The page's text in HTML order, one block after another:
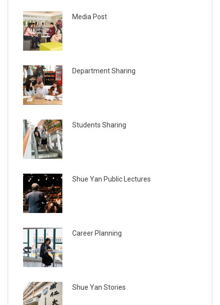
Media Post
Department Sharing
Students Sharing
Shue Yan Public Lectures
Career Planning
Shue Yan Stories